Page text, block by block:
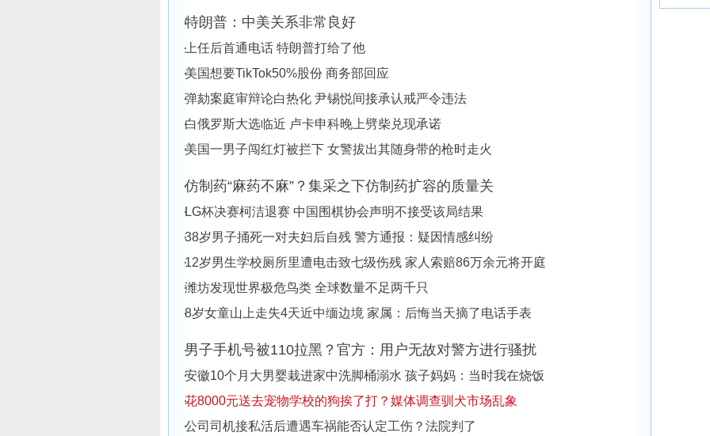
特朗普：中美关系非常良好
上任后首通电话 特朗普打给了他
美国想要TikTok50%股份 商务部回应
弹劾案庭审辩论白热化 尹锡悦间接承认戒严令违法
白俄罗斯大选临近 卢卡申科晚上劈柴兑现承诺
美国一男子闯红灯被拦下 女警拔出其随身带的枪时走火
仿制药“麻药不麻”？集采之下仿制药扩容的质量关
LG杯决赛柯洁退赛 中国围棋协会声明不接受该局结果
38岁男子捅死一对夫妇后自残 警方通报：疑因情感纠纷
12岁男生学校厕所里遭电击致七级伤残 家人索赔86万余元将开庭
潍坊发现世界极危鸟类 全球数量不足两千只
8岁女童山上走失4天近中缅边境 家属：后悔当天摘了电话手表
男子手机号被110拉黑？官方：用户无故对警方进行骚扰
安徽10个月大男婴栽进家中洗脚桶溺水 孩子妈妈：当时我在烧饭
花8000元送去宠物学校的狗挨了打？媒体调查驯犬市场乱象
公司司机接私活后遭遇车祸能否认定工伤？法院判了